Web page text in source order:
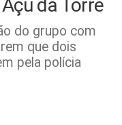
da Torre
do grupo com
que dois
pela polícia